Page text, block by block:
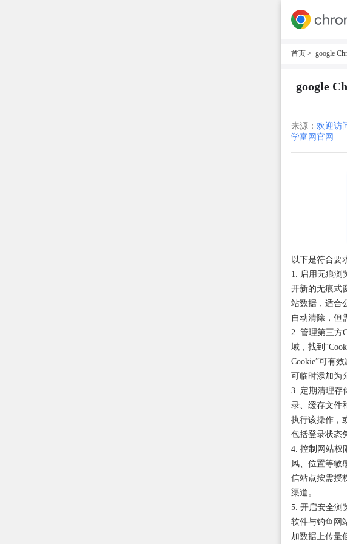
首页 > google
google
来源： 欢迎访
学富网官网
以下是符合要
1. 启用无痕浏
开新的无痕式
站数据，适合
自动清除，但
2. 管理第三方
域，找到
Cookie”可有
可临时添加为
3. 定期清理存
录、缓存文件
执行该操作，
包括登录状态
4. 控制网站权
风、位置等敏
信站点按需授
渠道。
5. 开启安全浏
软件与钓鱼网
加数据上传量